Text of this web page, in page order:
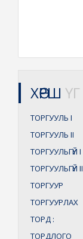
ХӨРШ ҮГ
ТОРГУУЛЬ I
ТОРГУУЛЬ II
ТОРГУУЛЬГҮЙ I
ТОРГУУЛЬГҮЙ II
ТОРГУУР
ТОРГУУРЛАХ
ТОРД :
ТОРДЛОГО